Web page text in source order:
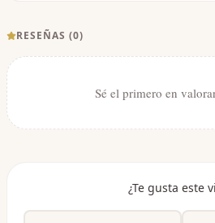
RESEÑAS (0)
Sé el primero en
¿Te gusta este